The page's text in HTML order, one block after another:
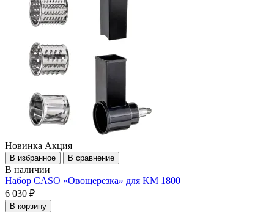
Новинка Акция
В избранное В сравнение
В наличии
Набор CASO «Овощерезка» для KM 1800
6 030 ₽
В корзину